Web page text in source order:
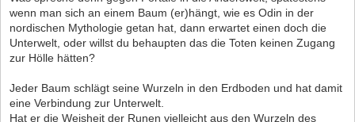
wenn man sich an einem Baum (er)hängt, wie es Odin in der
nordischen Mythologie getan hat, dann erwartet einen doch die
Unterwelt, oder willst du behaupten das die Toten keinen Zugang
zur Hölle hätten?
Jeder Baum schlägt seine Wurzeln in den Erdboden und hat damit
eine Verbindung zur Unterwelt.
Hat er die Weisheit der Runen vielleicht aus den Wurzeln des